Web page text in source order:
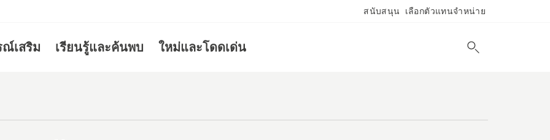
สนับสนุน เลือกตัวแทนจำหน่าย
เสริม เรียนรู้และค้นพบ ใหม่และโดดเด่น